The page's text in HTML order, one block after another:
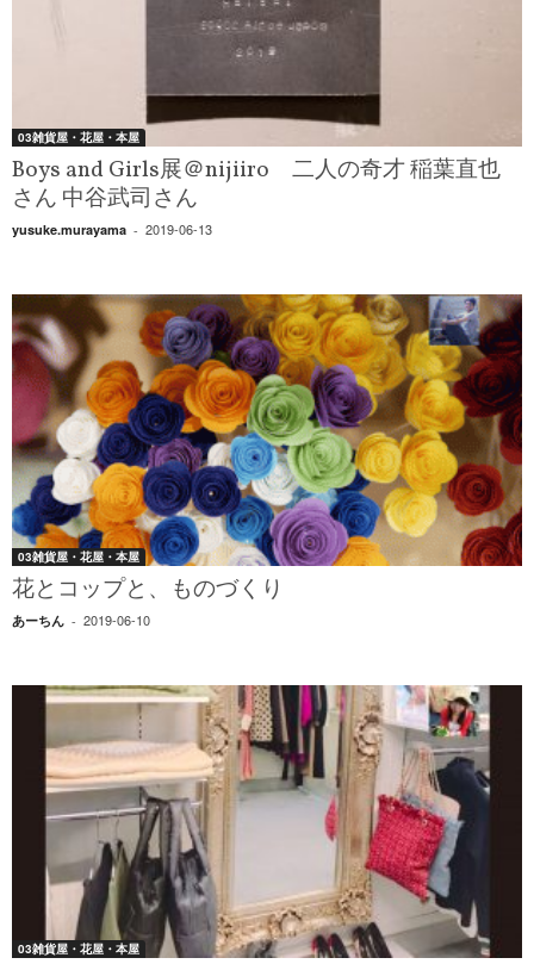
03雑貨屋・花屋・本屋
Boys and Girls展＠nijiiro 二人の奇才 稲葉直也
さん 中谷武司さん
yusuke.murayama - 2019-06-13
03雑貨屋・花屋・本屋
花とコップと、ものづくり
あーちん - 2019-06-10
03雑貨屋・花屋・本屋